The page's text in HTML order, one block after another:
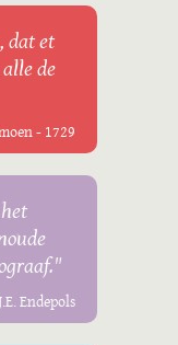
dat et
de
- 1729
Endepols